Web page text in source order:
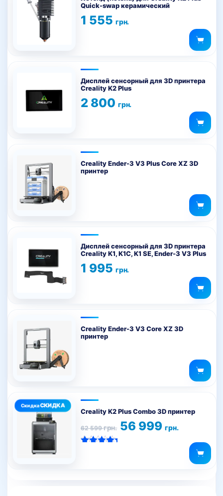
Quick-swap керамический
1 555 грн.
Дисплей сенсорный для 3D принтера
Creality K2 Plus
2 800 грн.
Creality Ender-3 V3 Plus Core XZ 3D
принтер
Дисплей сенсорный для 3D принтера
Creality K1, K1C, K1 SE, Ender-3 V3 Plus
1 995 грн.
Creality Ender-3 V3 Core XZ 3D
принтер
Creality K2 Plus Combo 3D принтер
62 599грн.
Первоначальная
цена
составляла
56 999 грн.
цена:
56